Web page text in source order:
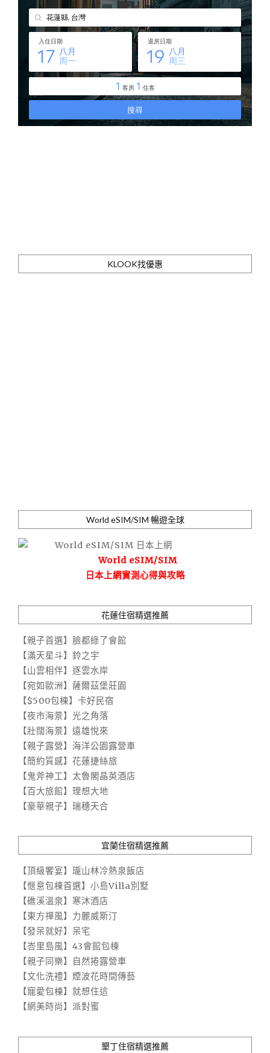
KLOOK找優惠
World eSIM/SIM 暢遊全球
World eSIM/SIM
日本上網實測心得與攻略
花蓮住宿精選推薦
【親子首選】臉都綠了會館
【滿天星斗】鈴之宇
【山雲相伴】逐雲水岸
【宛如歐洲】薩爾茲堡莊園
【$500包棟】卡好民宿
【夜市海景】光之角落
【壯闊海景】遠雄悅來
【親子露營】海洋公園露營車
【簡約質感】花蓮捷絲旅
【鬼斧神工】太魯閣晶英酒店
【百大旅館】理想大地
【豪華親子】瑞穗天合
宜蘭住宿精選推薦
【頂級饗宴】瓏山林冷熱泉飯店
【愜意包棟首選】小島Villa別墅
【礁溪溫泉】寒沐酒店
【東方禪風】力麗威斯汀
【發呆就好】呆宅
【峇里島風】43會館包棟
【親子同樂】自然捲露營車
【文化洗禮】煙波花時間傳藝
【寵愛包棟】就想住這
【網美時尚】派對蜜
墾丁住宿精選推薦